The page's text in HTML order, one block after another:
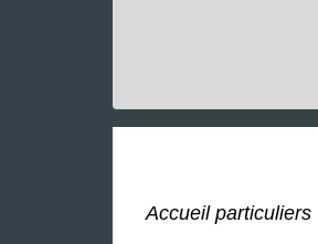
Accueil particuliers